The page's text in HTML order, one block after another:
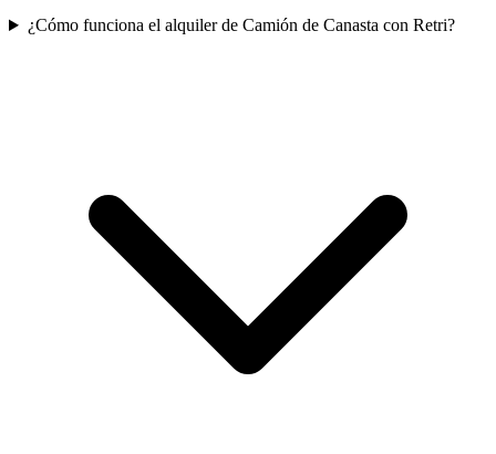
¿Cómo funciona el alquiler de Camión de Canasta con Retri?